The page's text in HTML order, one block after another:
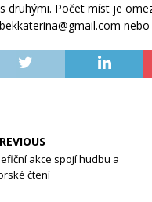
druhými. Počet míst je
akce spojí hudbu a
čtení